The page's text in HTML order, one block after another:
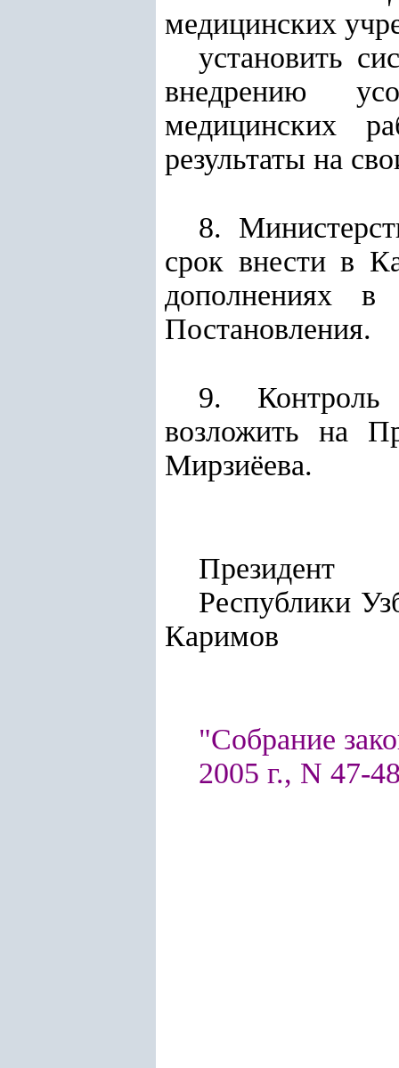
медицинских
установить
внедрению
медицинских
результаты на
8.
срок внести в
дополнениях в
Постановления.
9. Контроль
возложить на
Мирзиёева.
Президент
Каримов
"Собрание
2005 г., N 47-